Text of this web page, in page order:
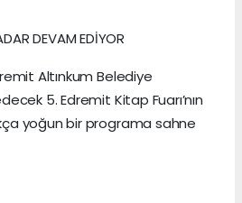
DEVAM EDİYOR
Altınkum Belediye
5. Edremit Kitap Fuarı’nın
yoğun bir programa sahne